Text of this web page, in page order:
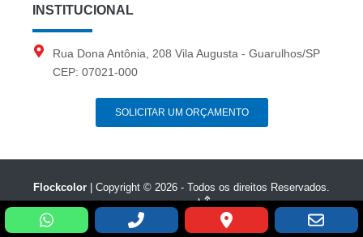
INSTITUCIONAL
Rua Dona Antônia, 208 Vila Augusta - Guarulhos/SP
CEP: 07021-000
SOLICITAR UM ORÇAMENTO
Flockcolor | Copyright © 2026 - Todos os direitos Reservados.
Desenvolvido por:
experts